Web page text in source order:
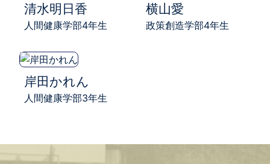
清水明日香
人間健康学部4年生
横山愛
政策創造学部4年生
岸田かれん
人間健康学部3年生